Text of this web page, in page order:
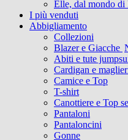
Elle, dal mondo
I più venduti
Abbigliamento
Collezioni
Blazer e Giacche
Abiti e tute
Cardigan e
Camice e Top
T-shirt
Canottiere e Top
Pantaloni
Pantaloncini
Gonne